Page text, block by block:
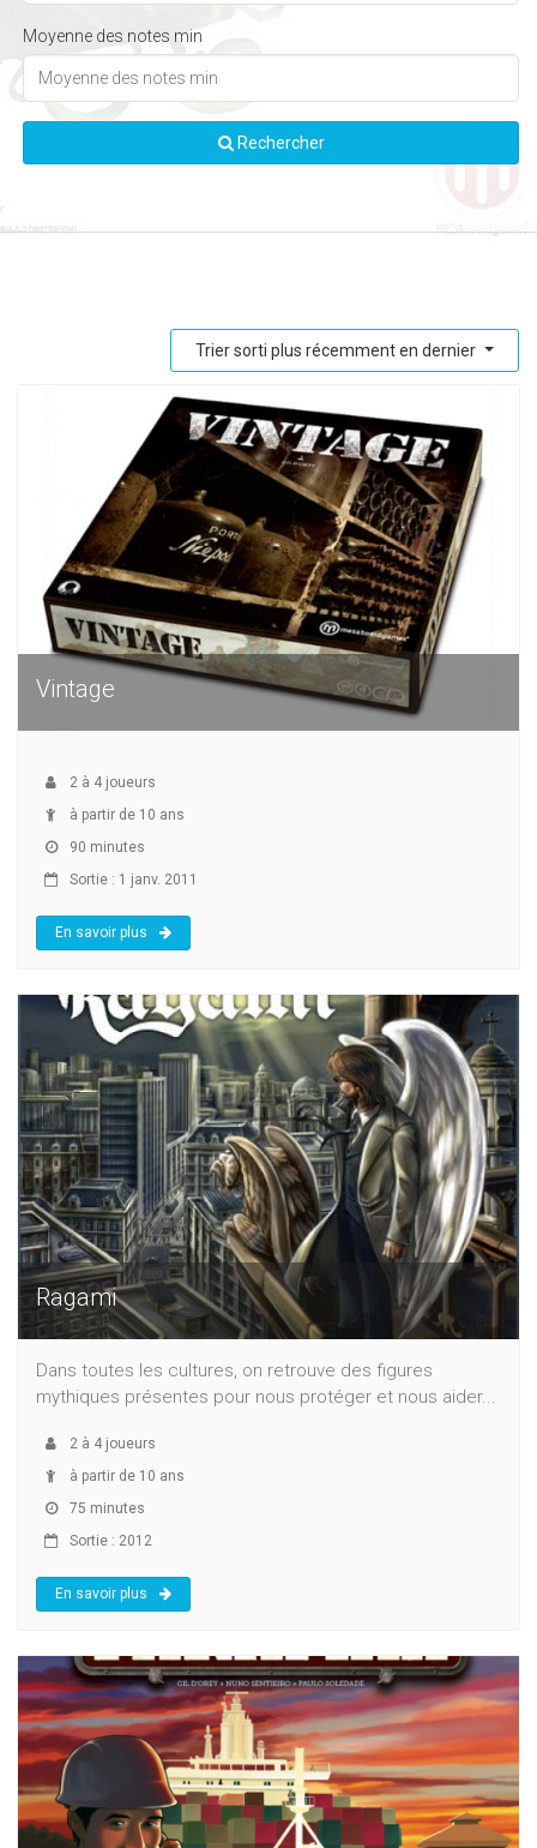
Moyenne des notes min
Rechercher
Trier sorti plus récemment en dernier
Vintage
2 à 4 joueurs
à partir de 10 ans
90 minutes
Sortie : 1 janv. 2011
En savoir plus
Ragami
Dans toutes les cultures, on retrouve des figures
mythiques présentes pour nous protéger et nous aider...
2 à 4 joueurs
à partir de 10 ans
75 minutes
Sortie : 2012
En savoir plus